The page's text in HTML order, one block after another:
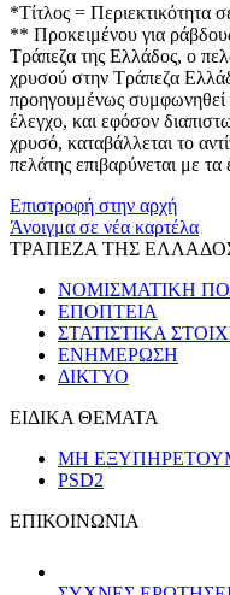
*Τίτλος = Περιεκτικότητα
** Προκειμένου για
Τράπεζα της Ελλάδος, ο
χρυσού στην Τράπεζα
προηγουμένως συμφωνηθεί
έλεγχο, και εφόσον
χρυσό, καταβάλλεται το
πελάτης επιβαρύνεται με τα
Επιστροφή στην αρχή
Άνοιγμα σε νέα καρτέλα
ΤΡΑΠΕΖΑ ΤΗΣ
ΝΟΜΙΣΜΑΤΙΚΗ
ΕΠΟΠΤΕΙΑ
ΣΤΑΤΙΣΤΙΚΑ
ΕΝΗΜΕΡΩΣΗ
ΔΙΚΤΥΟ
ΕΙΔΙΚΑ ΘΕΜΑΤΑ
ΜΗ
PSD2
ΕΠΙΚΟΙΝΩΝΙΑ